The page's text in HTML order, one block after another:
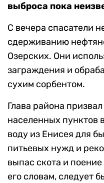
выброса пока
С вечера спасатели
сдерживанию
Озерских. Они
заграждения и
сухим сорбентом.
Глава района
населенных пунктов
воду из Енисея для
питьевых нужд и
выпас скота и
его словам, следует